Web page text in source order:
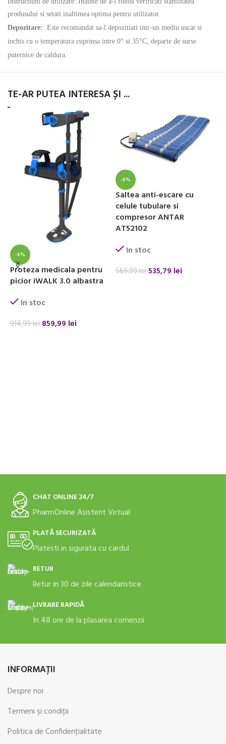
produsului si setati inaltimea optima pentru utilizator.
Depozitare: Este recomandat sa-l depozitiati intr-un mediu uscat si
inchis cu o temperatura cuprinsa intre 0° si 35°C, departe de surse
puternice de caldura.
TE-AR PUTEA INTERESA ȘI ...
-6%
Proteza medicala pentru
picior iWALK 3.0 albastra
In stoc
914,99lei 859,99 lei
-6%
Saltea anti-escare cu
celule tubulare si
compresor ANTAR
AT52102
In stoc
569,99lei535,79 lei
CHAT ONLINE 24/7
PharmOnline Asistent Virtual
PLATĂ SECURIZATĂ
Platesti in sigurata cu cardul
RETUR
Retur in 30 de zile calendaristice
LIVRARE RAPIDĂ
In 48 ore de la plasarea comenzii
INFORMAŢII
Despre noi
Termeni şi condiţii
Politica de Confidenţialitate